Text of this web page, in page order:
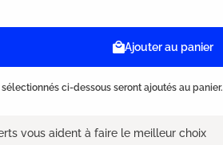
Ajouter au panier
sélectionnés ci-dessous seront ajoutés au panier.
vous aident à faire le meilleur choix